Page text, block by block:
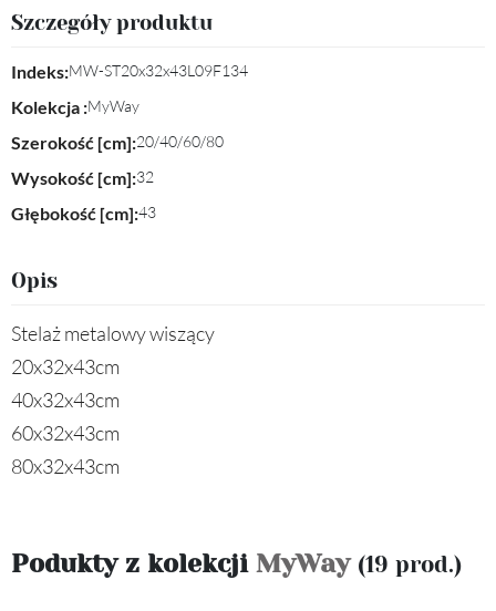
Szczegóły produktu
Indeks:MW-ST20x32x43L09F134
Kolekcja :MyWay
Szerokość [cm]:20/40/60/80
Wysokość [cm]:32
Głębokość [cm]:43
Opis
Stelaż metalowy wiszący
20x32x43cm
40x32x43cm
60x32x43cm
80x32x43cm
Podukty z kolekcji MyWay (19 prod.)